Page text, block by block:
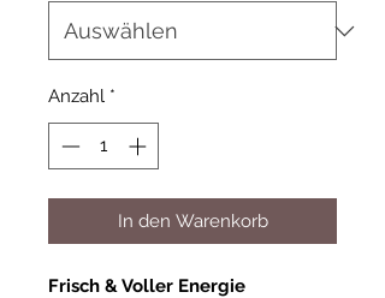
Anzahl *
In den Warenkorb
Frisch & Voller Energie